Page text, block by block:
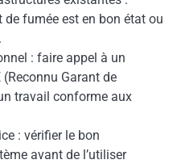
de fumée est en bon état ou
: faire appel à un
Garant de
travail conforme aux
: vérifier le bon
avant de l’utiliser